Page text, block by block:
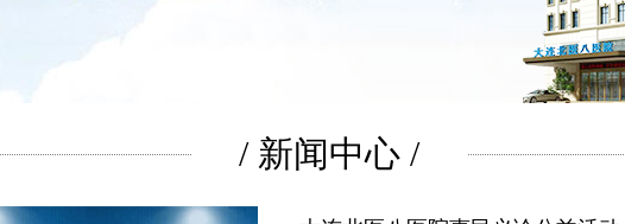
/ 新闻中心 /